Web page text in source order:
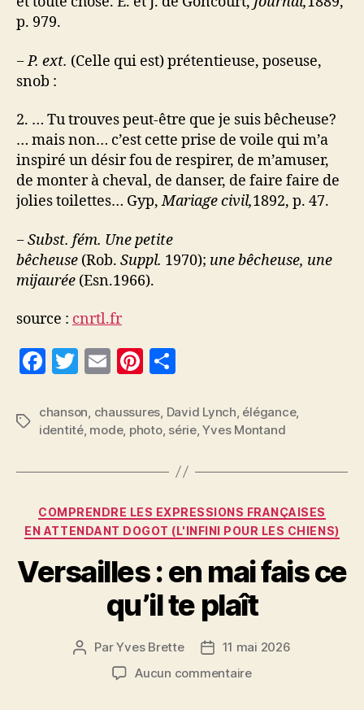
p. 979.
−P. ext. (Celle qui est) prétentieuse, poseuse,
snob :
2. … Tu trouves peut-être que je suis bêcheuse?
… mais non… c’est cette prise de voile qui m’a
inspiré un désir fou de respirer, de m’amuser,
de monter à cheval, de danser, de faire faire de
jolies toilettes… Gyp,Mariage civil,1892, p. 47.
−Subst. fém. Une petite
bêcheuse (Rob. Suppl. 1970); une bêcheuse, une
mijaurée (Esn.1966).
source : cnrtl.fr
F
c
e
b
o
k
T
itt
er
E
ai
l
Pi
er
es
t
rt
a
g
Étiquettes
chanson chaussures David Lynch élégance,
identité, mode, photo, série,Yves Montand
Catégories
COMPRENDRE LES EXPRESSIONS FRANÇAISES
EN ATTENDANT DOGOT (L'INFINI POUR LES CHIENS)
Versailles : en mai fais ce
qu’il te plaît
Auteur
l’article
ParYves Brette
Date11 mai 2026
Aucun commentairesur